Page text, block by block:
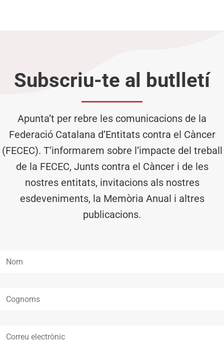
Subscriu-te al butlletí
Apunta’t per rebre les comunicacions de la
Federació Catalana d’Entitats contra el Càncer
(FECEC). T’informarem sobre l’impacte del treball
de la FECEC, Junts contra el Càncer i de les
nostres entitats, invitacions als nostres
esdeveniments, la Memòria Anual i altres
publicacions.